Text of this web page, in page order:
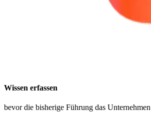
Wissen erfassen
bevor die bisherige Führung das